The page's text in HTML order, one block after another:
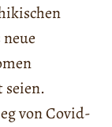
seien.
von Covid-